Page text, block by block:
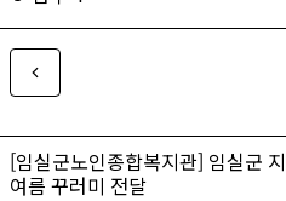
[임실군노인종합복지관] 임실군
여름 꾸러미 전달